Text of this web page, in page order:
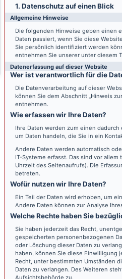
1. Datenschutz auf einen Blick
Allgemeine Hinweise
Die folgenden Hinweise geben einen
Daten passiert, wenn Sie diese
Sie persönlich identifiziert werden
entnehmen Sie unserer unter diesem
Datenerfassung auf dieser Website
Wer ist verantwortlich für die
Die Datenverarbeitung auf dieser
können Sie dem Abschnitt „Hinweis
entnehmen.
Wie erfassen wir Ihre Daten?
Ihre Daten werden zum einen
um Daten handeln, die Sie in ein
Andere Daten werden automatisch
IT-Systeme erfasst. Das sind vor
Uhrzeit des Seitenaufrufs). Die
betreten.
Wofür nutzen wir Ihre Daten?
Ein Teil der Daten wird erhoben, um
Andere Daten können zur Analyse
Welche Rechte haben Sie
Sie haben jederzeit das Recht,
gespeicherten personenbezogenen
oder Löschung dieser Daten zu
haben, können Sie diese Einwilligung
Recht, unter bestimmten Umständen
Daten zu verlangen. Des Weiteren
Aufsichtsbehörde zu.